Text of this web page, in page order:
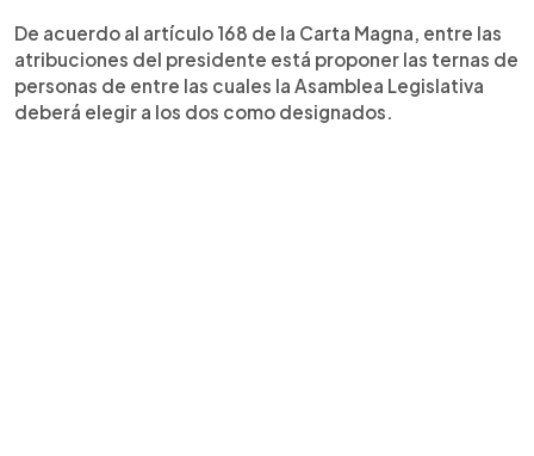
De acuerdo al artículo 168 de la Carta Magna, entre las
atribuciones del presidente está proponer las ternas de
personas de entre las cuales la Asamblea Legislativa
deberá elegir a los dos como designados.